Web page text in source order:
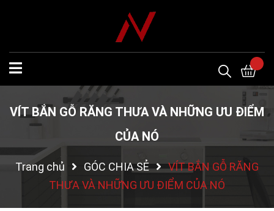
VÍT BẮN GỖ RĂNG THƯA VÀ NHỮNG ƯU ĐIỂM
CỦA NÓ
Trang chủ GÓC CHIA SẺ
VÍT BẮN GỖ RĂNG
THƯA VÀ NHỮNG ƯU ĐIỂM CỦA NÓ